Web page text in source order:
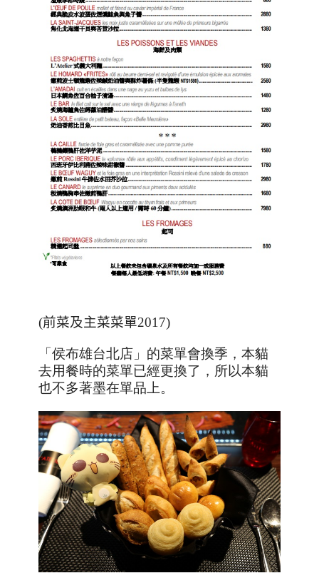
(前菜及主菜菜單2017)
「侯布雄台北店」的菜單會換季，本貓
去用餐時的菜單已經更換了，所以本貓
也不多著墨在單品上。